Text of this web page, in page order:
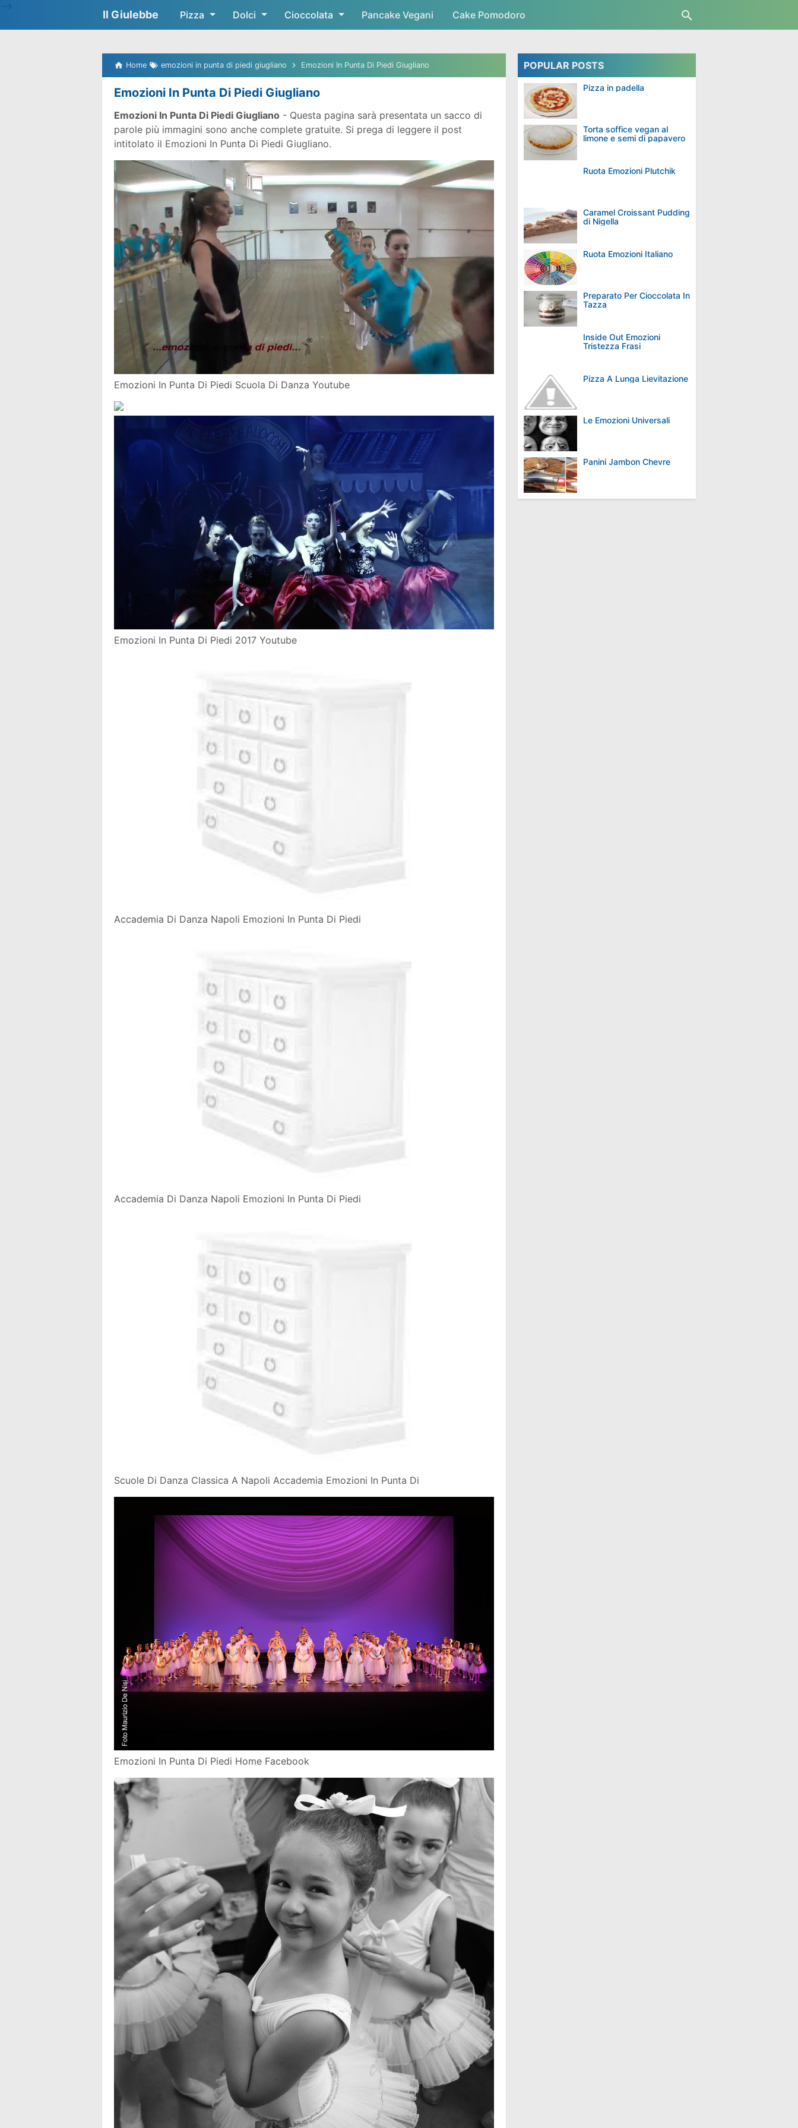
Skip to main content
Il Giulebbe Pizza Dolci Cioccolata Pancake Vegani Cake Pomodoro
Home emozioni in punta di piedi giugliano Emozioni In Punta Di Piedi Giugliano
Emozioni In Punta Di Piedi Giugliano
Emozioni In Punta Di Piedi Giugliano - Questa pagina sarà presentata un sacco di
parole più immagini sono anche complete gratuite. Si prega di leggere il post
intitolato il Emozioni In Punta Di Piedi Giugliano.
Emozioni In Punta Di Piedi Scuola Di Danza Youtube
Emozioni In Punta Di Piedi 2017 Youtube
Accademia Di Danza Napoli Emozioni In Punta Di Piedi
Accademia Di Danza Napoli Emozioni In Punta Di Piedi
Scuole Di Danza Classica A Napoli Accademia Emozioni In Punta Di
Emozioni In Punta Di Piedi Home Facebook
POPULAR POSTS
Pizza in padella
Torta soffice vegan al
limone e semi di papavero
Ruota Emozioni Plutchik
Caramel Croissant Pudding
di Nigella
Ruota Emozioni Italiano
Preparato Per Cioccolata In
Tazza
Inside Out Emozioni
Tristezza Frasi
Pizza A Lunga Lievitazione
Le Emozioni Universali
Panini Jambon Chevre